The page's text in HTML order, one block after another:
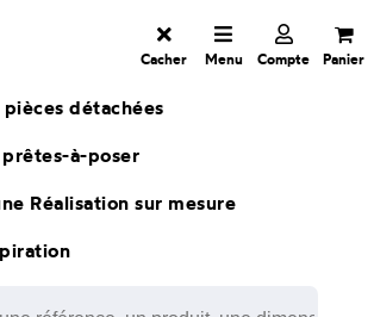
Cacher Menu Compte Panier
détachées
à-poser
Réalisation sur mesure